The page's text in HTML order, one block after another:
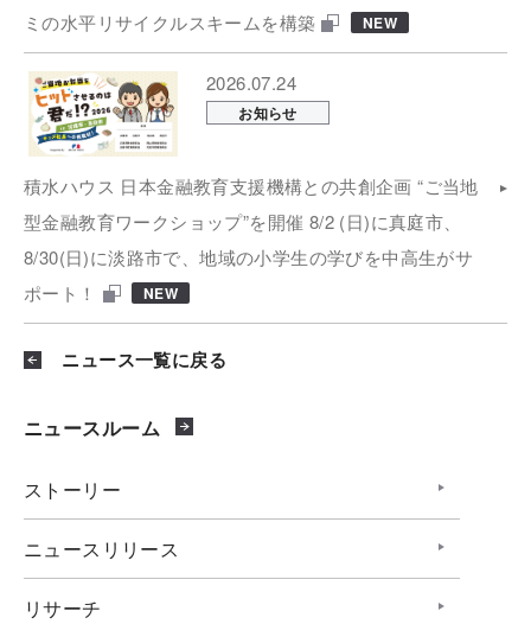
ミの水平リサイクルスキームを構築
NEW
2026.07.24
お知らせ
積水ハウス 日本金融教育支援機構との共創企画 “ご当地
型金融教育ワークショップ”を開催 8/2 (日)に真庭市、
8/30(日)に淡路市で、地域の小学生の学びを中高生がサ
ポート！
NEW
ニュース一覧に戻る
ニュースルーム
ストーリー
ニュースリリース
リサーチ